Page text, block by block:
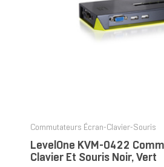
Commutateurs Écran-Clavier-Souris
LevelOne KVM-0422
Clavier Et Souris Noir, Vert